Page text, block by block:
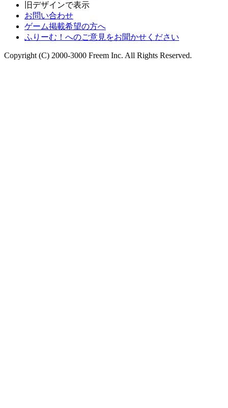
旧デザインで表示
お問い合わせ
ゲーム掲載希望の方へ
ふりーむ！へのご意見をお聞かせください
Copyright (C) 2000-3000 Freem Inc. All Rights Reserved.